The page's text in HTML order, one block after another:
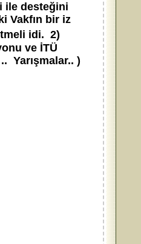
ile desteğini
Vakfın bir iz
idi. 2)
ve İTÜ
.. Yarışmalar.. )